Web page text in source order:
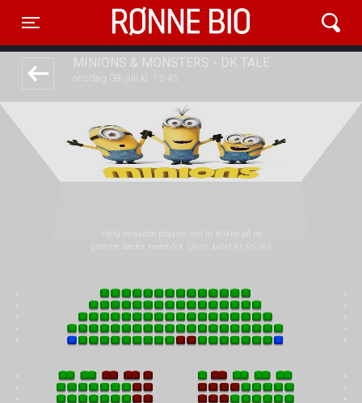
Toggle navigation
Rønne Bio
MINIONS & MONSTERS - DK TALE
onsdag 08. juli kl. 15:45
Vælg ønskede pladser ved at klikke på de
grønne sæder nedenfor. (Alm. billet kr. 95,00)
front05-temp 091728